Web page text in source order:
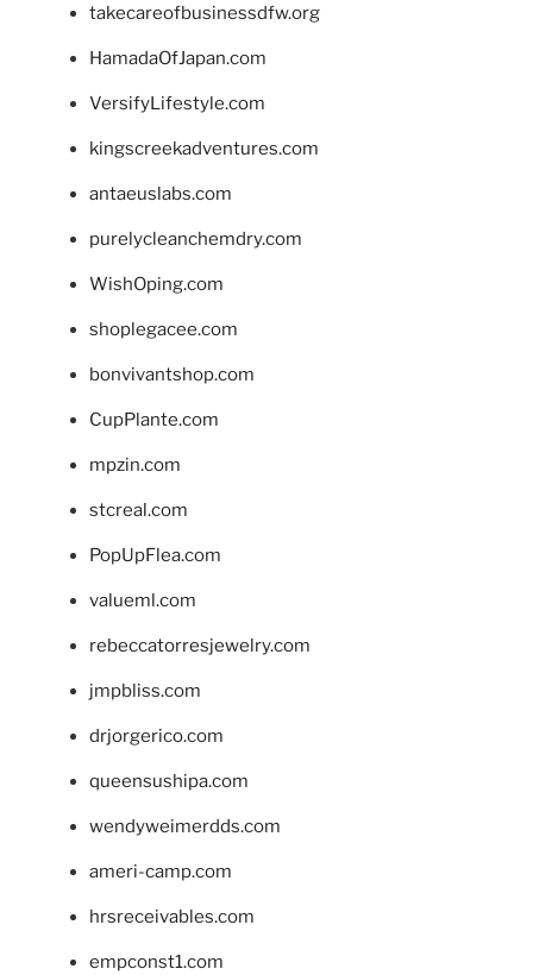
takecareofbusinessdfw.org
HamadaOfJapan.com
VersifyLifestyle.com
kingscreekadventures.com
antaeuslabs.com
purelycleanchemdry.com
WishOping.com
shoplegacee.com
bonvivantshop.com
CupPlante.com
mpzin.com
stcreal.com
PopUpFlea.com
valueml.com
rebeccatorresjewelry.com
jmpbliss.com
drjorgerico.com
queensushipa.com
wendyweimerdds.com
ameri-camp.com
hrsreceivables.com
empconst1.com